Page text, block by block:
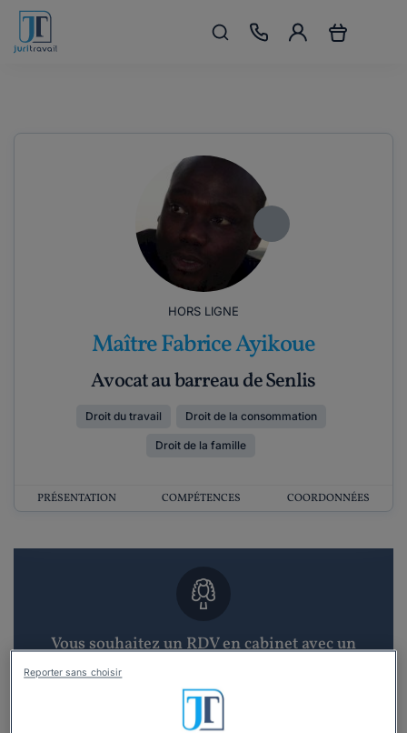
HORS LIGNE
Maître Fabrice Ayikoue
Avocat au barreau de Senlis
Droit du travail Droit de la consommation
Droit de la famille
PRÉSENTATION COMPÉTENCES COORDONNÉES
Vous souhaitez un RDV en cabinet avec un
Recevoir des devis d'avocats
Reporter sans choisir